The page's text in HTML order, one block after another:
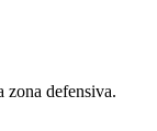
zona defensiva.